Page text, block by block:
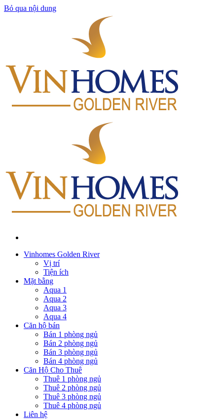
Bỏ qua nội dung
Vinhomes Golden River
Vị trí
Tiện ích
Mặt bằng
Aqua 1
Aqua 2
Aqua 3
Aqua 4
Căn hộ bán
Bán 1 phòng ngủ
Bán 2 phòng ngủ
Bán 3 phòng ngủ
Bán 4 phòng ngủ
Căn Hộ Cho Thuê
Thuê 1 phòng ngủ
Thuê 2 phòng ngủ
Thuê 3 phòng ngủ
Thuê 4 phòng ngủ
Liên hệ